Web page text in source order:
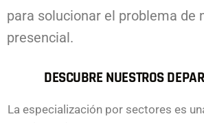
para solucionar el problema de
presencial.
DESCUBRE NUESTROS
La especialización por sectores es